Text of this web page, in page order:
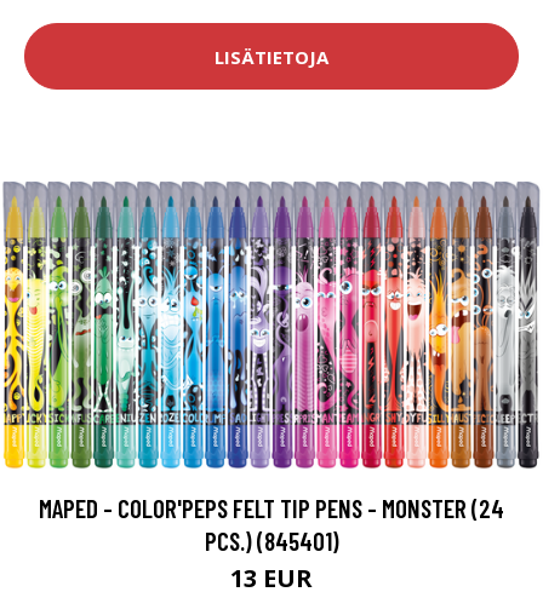
LISÄTIETOJA
MAPED - COLOR'PEPS FELT TIP PENS - MONSTER (24
PCS.) (845401)
13 EUR